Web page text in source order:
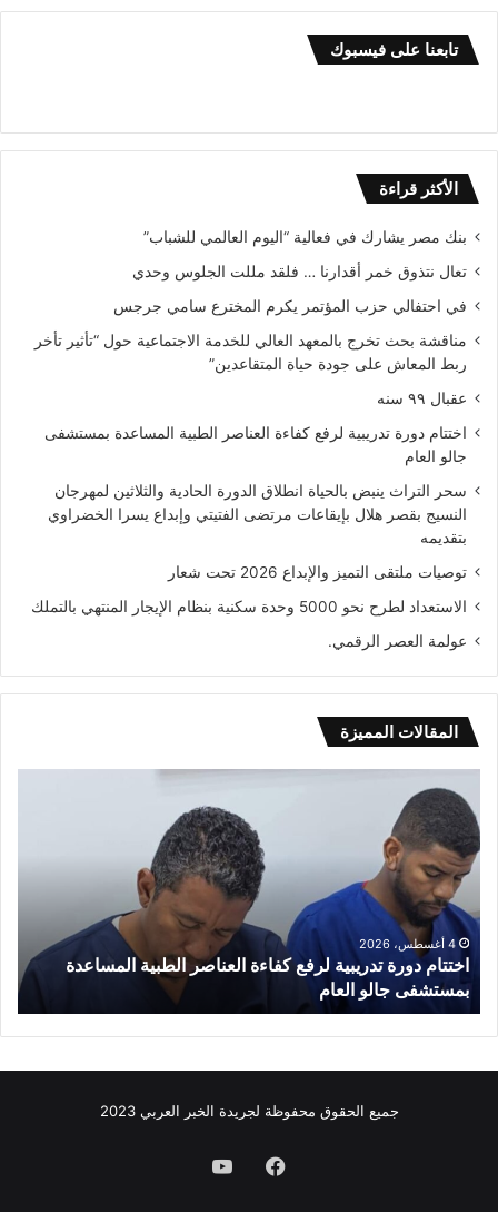
تابعنا على فيسبوك
الأكثر قراءة
بنك مصر يشارك في فعالية “اليوم العالمي للشباب”
تعال نتذوق خمر أقدارنا … فلقد مللت الجلوس وحدي
في احتفالي حزب المؤتمر يكرم المخترع سامي جرجس
مناقشة بحث تخرج بالمعهد العالي للخدمة الاجتماعية حول “تأثير تأخر
ربط المعاش على جودة حياة المتقاعدين”
عقبال ٩٩ سنه
اختتام دورة تدريبية لرفع كفاءة العناصر الطبية المساعدة بمستشفى
جالو العام
سحر التراث ينبض بالحياة انطلاق الدورة الحادية والثلاثين لمهرجان
النسيج بقصر هلال بإيقاعات مرتضى الفتيتي وإبداع يسرا الخضراوي
بتقديمه
توصيات ملتقى التميز والإبداع 2026 تحت شعار
الاستعداد لطرح نحو 5000 وحدة سكنية بنظام الإيجار المنتهي بالتملك
عولمة العصر الرقمي.
المقالات المميزة
دورة
تدريبية
لرفع
كفاءة
العناصر
الطبية
المساعدة
بمستشفى
جالو
العام
4 أغسطس، 2026
اختتام دورة تدريبية لرفع كفاءة العناصر الطبية المساعدة
بمستشفى جالو العام
جميع الحقوق محفوظة لجريدة الخبر العربي 2023
فيسبوكيوتيوب